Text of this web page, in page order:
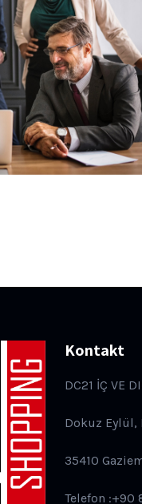
Kontakt
DC21 İÇ VE
Dokuz Eylül,
35410
Telefon :+90